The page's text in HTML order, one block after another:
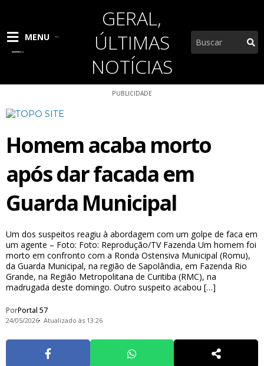
conteúdo
MENU
GERAL,
ÚLTIMAS
NOTÍCIAS
Pesquisar
PUBLICIDADE
Homem acaba morto
após dar facada em
Guarda Municipal
Um dos suspeitos reagiu à abordagem com um golpe de faca em
um agente – Foto: Foto: Reprodução/TV Fazenda Um homem foi
morto em confronto com a Ronda Ostensiva Municipal (Romu),
da Guarda Municipal, na região de Sapolândia, em Fazenda Rio
Grande, na Região Metropolitana de Curitiba (RMC), na
madrugada deste domingo. Outro suspeito acabou […]
PorPortal 57
24/05/2026 Atualizado às 13:26